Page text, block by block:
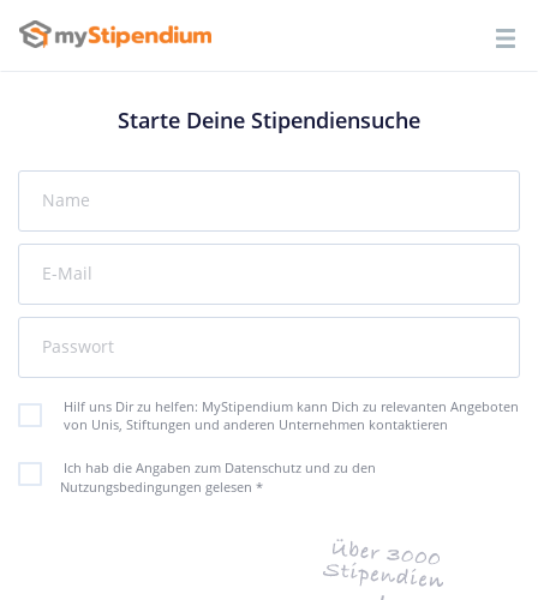
Starte Deine Stipendiensuche
Name
E-Mail
Passwort
Hilf uns Dir zu helfen: MyStipendium kann Dich zu relevanten Angeboten
von Unis, Stiftungen und anderen Unternehmen kontaktieren
Ich hab die Angaben zum Datenschutz und zu den
Nutzungsbedingungen gelesen *